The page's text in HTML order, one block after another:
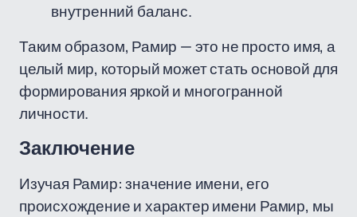
внутренний баланс.
Таким образом, Рамир — это не просто имя, а
целый мир, который может стать основой для
формирования яркой и многогранной
личности.
Заключение
Изучая Рамир: значение имени, его
происхождение и характер имени Рамир, мы